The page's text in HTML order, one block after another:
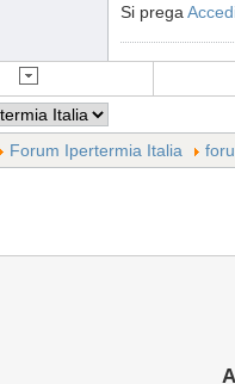
Si prega
Forum Ipertermia Italia